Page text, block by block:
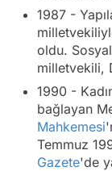
1987 -
oldu.
milletvekili,
1990 -
bağlayan
Mahkemesi
Temmuz
Gazete'de